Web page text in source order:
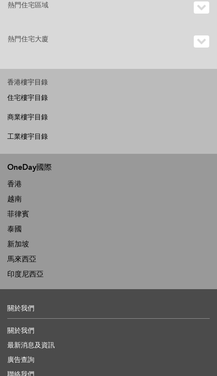
熱門住宅區域
熱門住宅大廈
香港樓宇目錄
住宅樓宇目錄
商業樓宇目錄
工業樓宇目錄
OneDay國際
香港
越南
菲律賓
泰國
新加坡
馬來西亞
印度尼西亞
關於我們
關於我們
最新消息及資訊
廣告查詢